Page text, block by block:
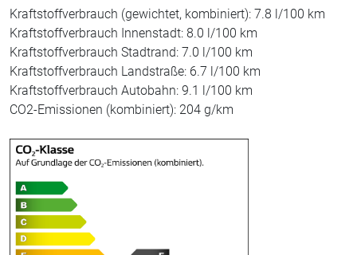
Kraftstoffverbrauch (gewichtet, kombiniert): 7.8 l/100 km
Kraftstoffverbrauch Innenstadt: 8.0 l/100 km
Kraftstoffverbrauch Stadtrand: 7.0 l/100 km
Kraftstoffverbrauch Landstraße: 6.7 l/100 km
Kraftstoffverbrauch Autobahn: 9.1 l/100 km
CO2-Emissionen (kombiniert): 204 g/km